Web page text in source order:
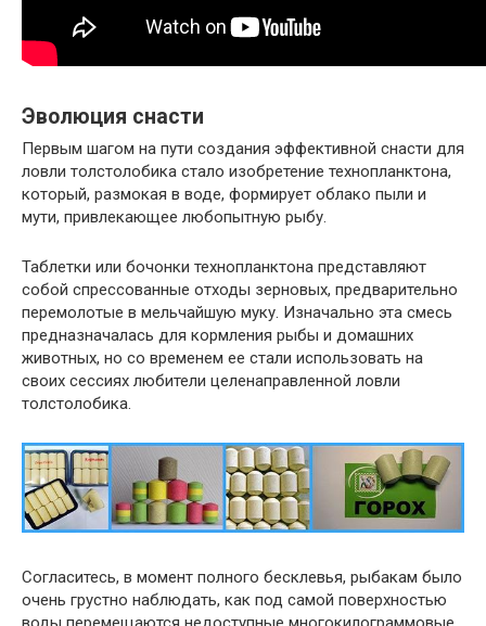
Эволюция снасти
Первым шагом на пути создания эффективной снасти для
ловли толстолобика стало изобретение технопланктона,
который, размокая в воде, формирует облако пыли и
мути, привлекающее любопытную рыбу.
Таблетки или бочонки технопланктона представляют
собой спрессованные отходы зерновых, предварительно
перемолотые в мельчайшую муку. Изначально эта смесь
предназначалась для кормления рыбы и домашних
животных, но со временем ее стали использовать на
своих сессиях любители целенаправленной ловли
толстолобика.
Согласитесь, в момент полного бесклевья, рыбакам было
очень грустно наблюдать, как под самой поверхностью